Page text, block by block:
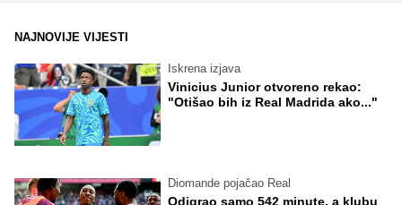
NAJNOVIJE VIJESTI
Iskrena izjava
Vinicius Junior otvoreno rekao:
"Otišao bih iz Real Madrida ako..."
Diomande pojačao Real
Odigrao samo 542 minute, a klubu